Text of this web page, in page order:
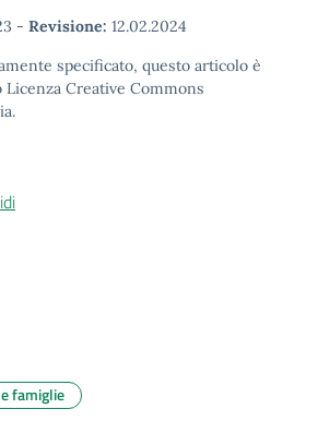
- Revisione: 12.02.2024
specificato, questo articolo è
Creative Commons
famiglie